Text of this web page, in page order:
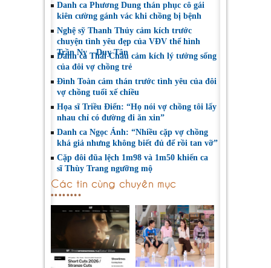
Danh ca Phương Dung thán phục cô gái
kiên cường gánh vác khi chồng bị bệnh
Nghệ sỹ Thanh Thủy cảm kích trước
chuyện tình yêu đẹp của VĐV thể hình
Trần Ny – Duy Tân
Danh ca Thái Châu cảm kích lý tưởng sống
của đôi vợ chồng trẻ
Đình Toàn cảm thán trước tình yêu của đôi
vợ chồng tuổi xế chiều
Họa sĩ Triều Điển: “Họ nói vợ chồng tôi lấy
nhau chỉ có đường đi ăn xin”
Danh ca Ngọc Ánh: “Nhiều cặp vợ chồng
khá giả nhưng không biết đủ để rồi tan vỡ”
Cặp đôi đũa lệch 1m98 và 1m50 khiến ca
sĩ Thùy Trang ngưỡng mộ
Các tin cùng chuyên mục